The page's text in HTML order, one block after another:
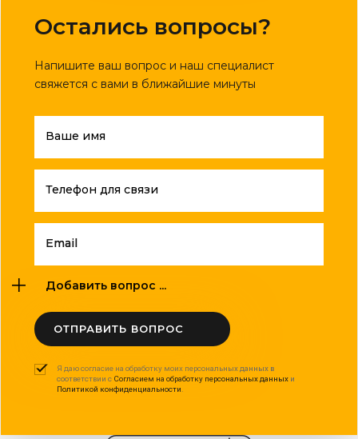
Остались вопросы?
Напишите ваш вопрос и наш специалист
свяжется с вами в ближайшие минуты
Ваше имя
Телефон для связи
Email
Добавить вопрос ...
ОТПРАВИТЬ ВОПРОС
Я даю согласие на обработку моих персональных данных в
соответствии с Согласием на обработку персональных данных и
Политикой конфиденциальности